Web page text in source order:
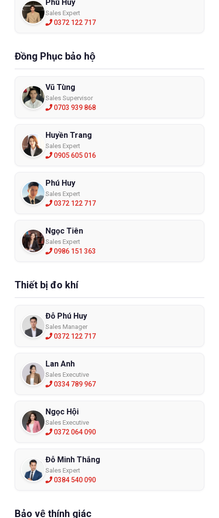
Phú Huy
Sales Expert
0372 122 717
Đồng Phục bảo hộ
Vũ Tùng
Sales Supervisor
0703 939 868
Huyền Trang
Sales Expert
0905 605 016
Phú Huy
Sales Expert
0372 122 717
Ngọc Tiên
Sales Expert
0986 151 363
Thiết bị đo khí
Đỗ Phú Huy
Sales Manager
0372 122 717
Lan Anh
Sales Executive
0334 789 967
Ngọc Hội
Sales Executive
0372 064 090
Đỗ Minh Thắng
Sales Expert
0384 540 090
Bảo vệ thính giác